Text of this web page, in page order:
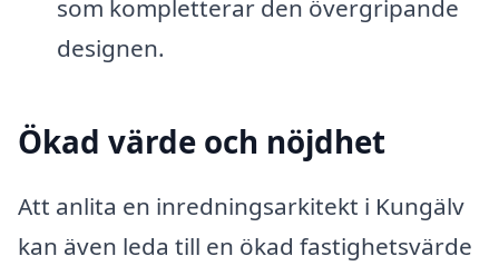
som kompletterar den övergripande
designen.
Ökad värde och nöjdhet
Att anlita en inredningsarkitekt i Kungälv
kan även leda till en ökad fastighetsvärde